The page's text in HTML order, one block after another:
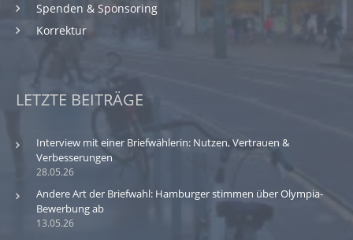
Spenden & Sponsoring
Korrektur
LETZTE BEITRÄGE
28.05.26
Interview mit einer Briefwählerin: Nutzen, Vertrauen &
Verbesserungen
13.05.26
Andere Art der Briefwahl: Hamburger stimmen über Olympia-
Bewerbung ab